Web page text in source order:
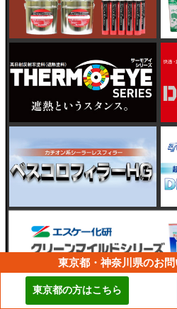
東京都・神奈川県のお
東京都の方はこちら